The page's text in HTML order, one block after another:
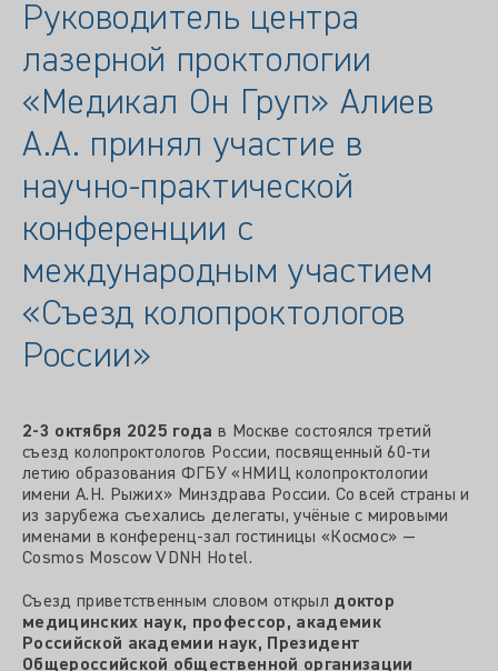
Руководитель центра
лазерной проктологии
«Медикал Он Груп» Алиев
А.А. принял участие в
научно-практической
конференции с
международным участием
«Съезд колопроктологов
России»
2-3 октября 2025 года в Москве состоялся третий
съезд колопроктологов России, посвященный 60-ти
летию образования ФГБУ «НМИЦ колопроктологии
имени А.Н. Рыжих» Минздрава России. Со всей страны и
из зарубежа съехались делегаты, учёные с мировыми
именами в конференц-зал гостиницы «Космос» —
Cosmos Moscow VDNH Hotel.
Съезд приветственным словом открыл доктор
медицинских наук, профессор, академик
Российской академии наук, Президент
Общероссийской общественной организации